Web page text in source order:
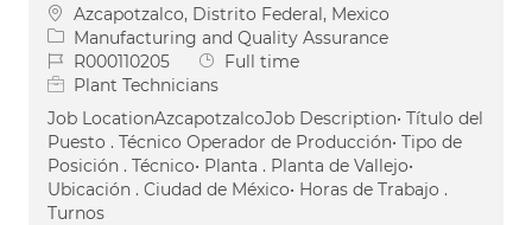
Location
Azcapotzalco, Distrito Federal, Mexico
Category
Manufacturing and Quality Assurance
Job IdR000110205 Job Type
Full time
Plant Technicians
Job LocationAzcapotzalcoJob Description• Título del
Puesto . Técnico Operador de Producción• Tipo de
Posición . Técnico• Planta . Planta de Vallejo•
Ubicación . Ciudad de México• Horas de Trabajo .
Turnos